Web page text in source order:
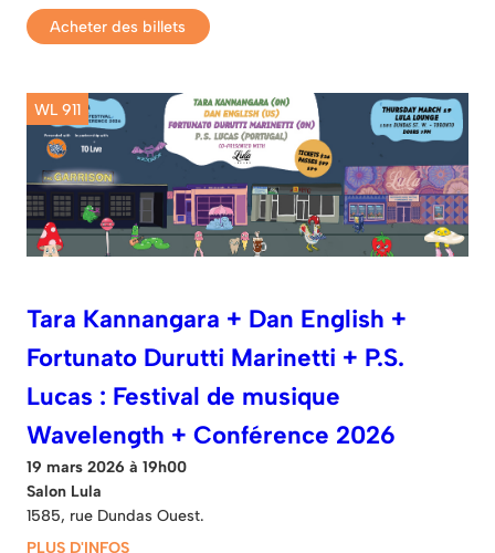
Acheter des billets
WL 911
Tara Kannangara + Dan English +
Fortunato Durutti Marinetti + P.S.
Lucas : Festival de musique
Wavelength + Conférence 2026
19 mars 2026 à 19h00
Salon Lula
1585, rue Dundas Ouest.
PLUS D'INFOS